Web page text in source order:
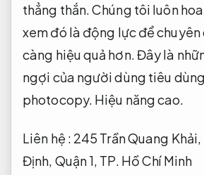
thẳng thắn. Chúng tôi luôn
xem đó là động lực để
càng hiệu quả hơn. Đây là
ngợi của người dùng tiêu
photocopy. Hiệu năng cao.
Liên hệ : 245 Trần Quang
Định, Quận 1, TP. Hồ Chí Minh